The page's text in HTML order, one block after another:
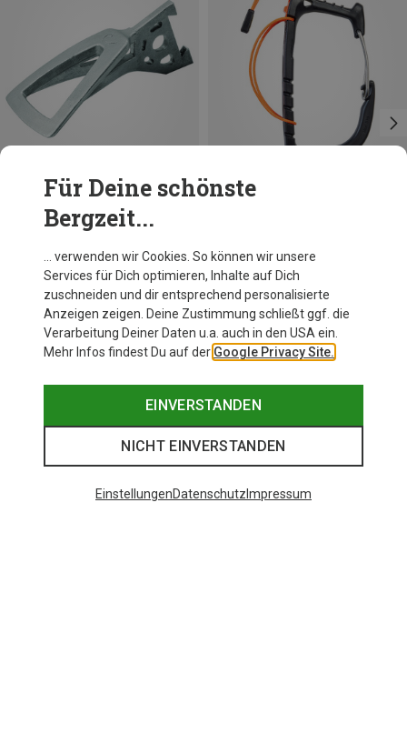
Rage Eisgerät Haue
Petzl
Caritool Evo Eisschrauben Halter
14,95 €
Für Deine schönste
Bergzeit...
… verwenden wir Cookies. So können wir unsere
Services für Dich optimieren, Inhalte auf Dich
zuschneiden und dir entsprechend personalisierte
Anzeigen zeigen. Deine Zustimmung schließt ggf. die
Verarbeitung Deiner Daten u.a. auch in den USA ein.
Mehr Infos findest Du auf der Google Privacy Site.
EINVERSTANDEN
NICHT EINVERSTANDEN
EinstellungenDatenschutz Impressum